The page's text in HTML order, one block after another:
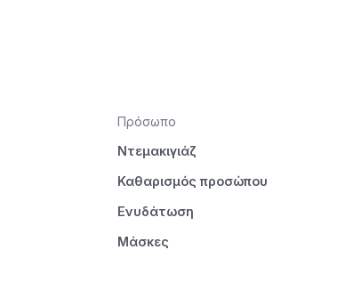
Πρόσωπο
Ντεμακιγιάζ
Καθαρισμός προσώπου
Ενυδάτωση
Μάσκες